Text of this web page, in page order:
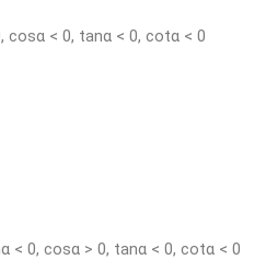
cosα < 0, tanα < 0, cotα < 0
< 0, cosα > 0, tanα < 0, cotα < 0